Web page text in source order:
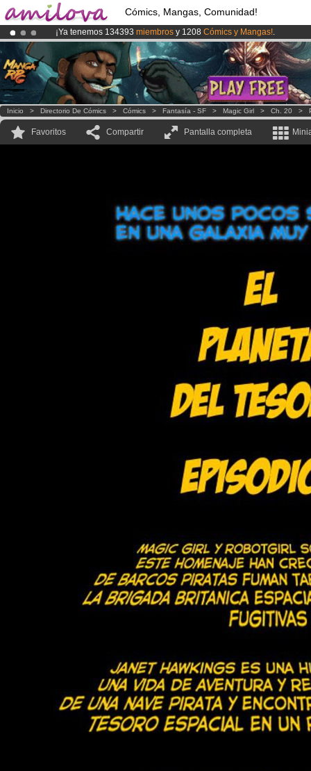
Cómics, Mangas, Comunidad!
¡Ya tenemos 134393 miembros y 1208 Cómics y Mangas!.
¡El Kickstarter Amilova está desormado lanzado!.
¡Conviertete en Premium por3.95 euros al mes!Hazte Premium ya
Inicio > Directorio De Cómics > Cómics > Fantasía - SF > Magic Girl > Ch. 20 >
Favoritos Compartir Pantalla completa